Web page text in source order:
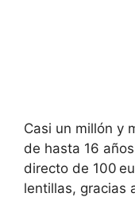
Casi un millón y
de hasta 16
directo de 100
lentillas, gracias